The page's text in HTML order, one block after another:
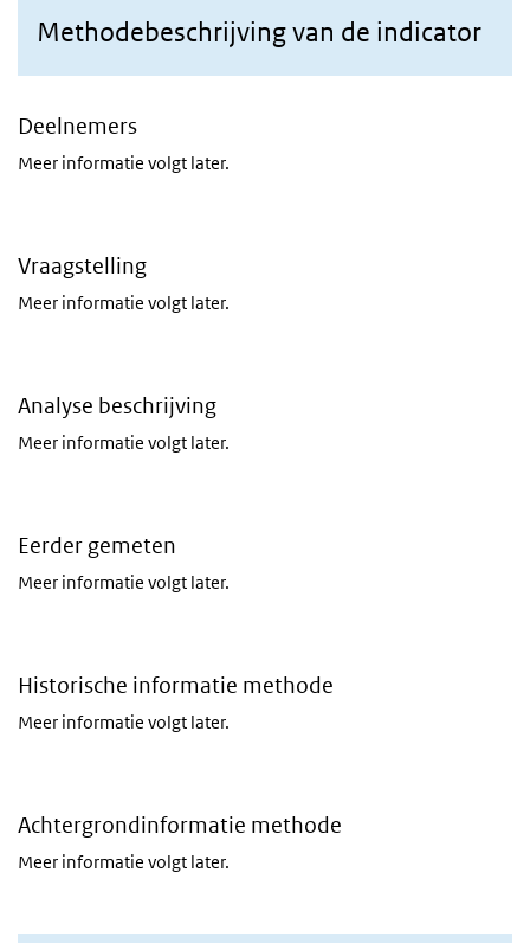
Methodebeschrijving van de indicator
Deelnemers
Meer informatie volgt later.
Vraagstelling
Meer informatie volgt later.
Analyse beschrijving
Meer informatie volgt later.
Eerder gemeten
Meer informatie volgt later.
Historische informatie methode
Meer informatie volgt later.
Achtergrondinformatie methode
Meer informatie volgt later.